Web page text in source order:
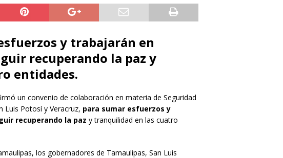
y trabajarán en
recuperando la paz y
entidades.
un convenio de colaboración en materia de Seguridad
Luis Potosí y Veracruz, para sumar esfuerzos y
recuperando la paz y tranquilidad en las cuatro
los gobernadores de Tamaulipas, San Luis